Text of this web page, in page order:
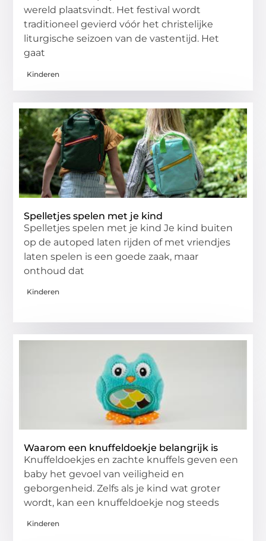
wereld plaatsvindt. Het festival wordt
traditioneel gevierd vóór het christelijke
liturgische seizoen van de vastentijd. Het
gaat
Kinderen
Spelletjes spelen met je kind
Spelletjes spelen met je kind Je kind buiten
op de autoped laten rijden of met vriendjes
laten spelen is een goede zaak, maar
onthoud dat
Kinderen
Waarom een knuffeldoekje belangrijk is
Knuffeldoekjes en zachte knuffels geven een
baby het gevoel van veiligheid en
geborgenheid. Zelfs als je kind wat groter
wordt, kan een knuffeldoekje nog steeds
Kinderen